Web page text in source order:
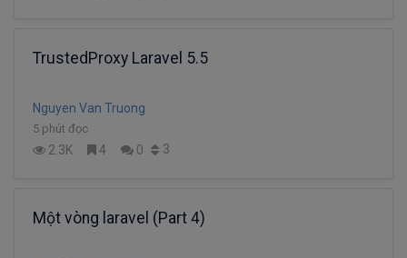
TrustedProxy Laravel 5.5
Nguyen Van Truong
5 phút đọc
2.3K 4 0 3
Một vòng laravel (Part 4)